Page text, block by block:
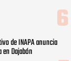
de INAPA anuncia
Dajabón